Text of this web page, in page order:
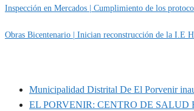
Inspección en Mercados | Cumplimiento de los
Obras Bicentenario | Inician reconstrucción de la I.E
Municipalidad Distrital De El Porvenir
EL PORVENIR: CENTRO DE SALUD